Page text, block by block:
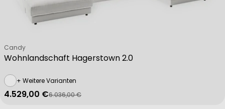
Wohnlandschaft Hagerstown 2.0
Verkäufer:
Candy
+ Weitere Varianten
Verkaufspreis
4.529,00 €
Regulärer Preis
6.036,00 €